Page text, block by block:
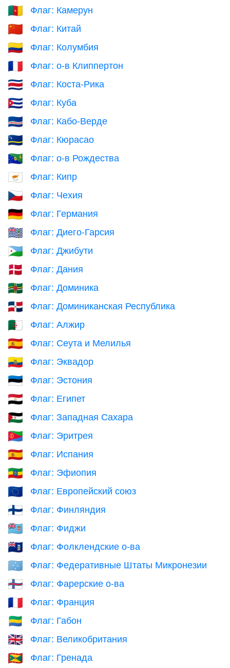
🇨🇲 Флаг: Камерун
🇨🇳 Флаг: Китай
🇨🇴 Флаг: Колумбия
🇨🇵 Флаг: о-в Клиппертон
🇨🇷 Флаг: Коста-Рика
🇨🇺 Флаг: Куба
🇨🇻 Флаг: Кабо-Верде
🇨🇼 Флаг: Кюрасао
🇨🇽 Флаг: о-в Рождества
🇨🇾 Флаг: Кипр
🇨🇿 Флаг: Чехия
🇩🇪 Флаг: Германия
🇩🇬 Флаг: Диего-Гарсия
🇩🇯 Флаг: Джибути
🇩🇰 Флаг: Дания
🇩🇲 Флаг: Доминика
🇩🇴 Флаг: Доминиканская Республика
🇩🇿 Флаг: Алжир
🇪🇦 Флаг: Сеута и Мелилья
🇪🇨 Флаг: Эквадор
🇪🇪 Флаг: Эстония
🇪🇬 Флаг: Египет
🇪🇭 Флаг: Западная Сахара
🇪🇷 Флаг: Эритрея
🇪🇸 Флаг: Испания
🇪🇹 Флаг: Эфиопия
🇪🇺 Флаг: Европейский союз
🇫🇮 Флаг: Финляндия
🇫🇯 Флаг: Фиджи
🇫🇰 Флаг: Фолклендские о-ва
🇫🇲 Флаг: Федеративные Штаты Микронезии
🇫🇴 Флаг: Фарерские о-ва
🇫🇷 Флаг: Франция
🇬🇦 Флаг: Габон
🇬🇧 Флаг: Великобритания
🇬🇩 Флаг: Гренада